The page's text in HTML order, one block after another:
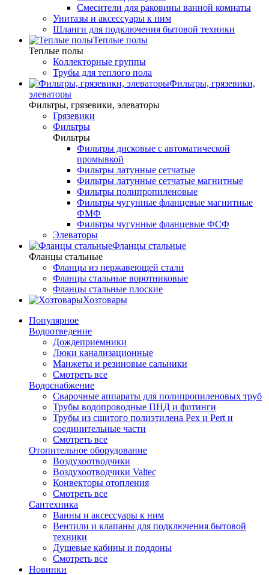
Смесители для раковины ванной комнаты
Унитазы и аксессуары к ним
Шланги для подключения бытовой техники
Теплые полы
Теплые полы
Коллекторные группы
Трубы для теплого пола
Фильтры, грязевики,
элеваторы
Фильтры, грязевики, элеваторы
Грязевики
Фильтры
Фильтры
Фильтры дисковые с автоматической
промывкой
Фильтры латунные сетчатые
Фильтры латунные сетчатые магнитные
Фильтры полипропиленовые
Фильтры чугунные фланцевые магнитные
ФМФ
Фильтры чугунные фланцевые ФСФ
Элеваторы
Фланцы стальные
Фланцы стальные
Фланцы из нержавеющей стали
Фланцы стальные воротниковые
Фланцы стальные плоские
Хозтовары
Популярное
Водоотведение
Дождеприемники
Люки канализационные
Манжеты и резиновые сальники
Смотреть все
Водоснабжение
Сварочные аппараты для полипропиленовых труб
Трубы водопроводные ПНД и фитинги
Трубы из сшитого полиэтилена Pex и Pert и
соединительные части
Смотреть все
Отопительное оборудование
Воздухоотводчики
Воздухоотводчики Valtec
Конвекторы отопления
Смотреть все
Сантехника
Ванны и аксессуары к ним
Вентили и клапаны для подключения бытовой
техники
Душевые кабины и поддоны
Смотреть все
Новинки